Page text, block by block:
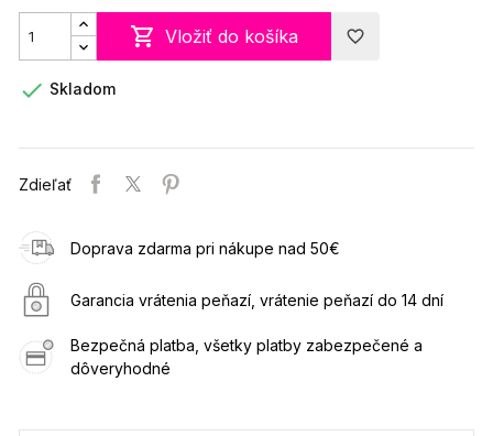
 Vložiť do košíka favorite_border
 Skladom
Zdieľať
Doprava zdarma pri nákupe nad 50€
Garancia vrátenia peňazí, vrátenie peňazí do 14 dní
Bezpečná platba, všetky platby zabezpečené a
dôveryhodné